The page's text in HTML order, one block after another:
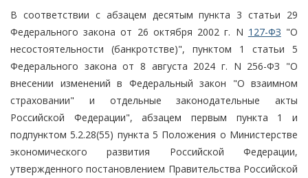
В соответствии с абзацем десятым пункта 3 статьи 29
Федерального закона от 26 октября 2002 г. N 127-ФЗ "О
несостоятельности (банкротстве)", пунктом 1 статьи 5
Федерального закона от 8 августа 2024 г. N 256-ФЗ "О
внесении изменений в Федеральный закон "О взаимном
страховании" и отдельные законодательные акты
Российской Федерации", абзацем первым пункта 1 и
подпунктом 5.2.28(55) пункта 5 Положения о Министерстве
экономического развития Российской Федерации,
утвержденного постановлением Правительства Российской